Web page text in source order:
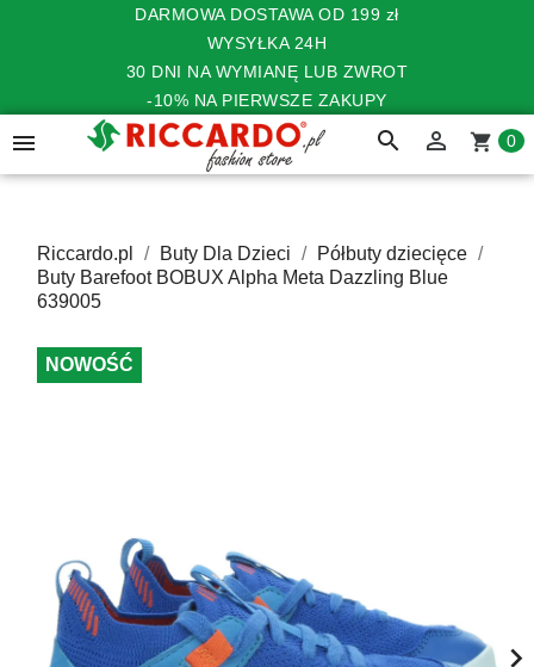
DARMOWA DOSTAWA OD 199 zł
WYSYŁKA 24H
30 DNI NA WYMIANĘ LUB ZWROT
-10% NA PIERWSZE ZAKUPY
 search  shopping_cart 0
Riccardo.pl Buty Dla Dzieci
Półbuty dziecięce
Buty Barefoot BOBUX Alpha Meta Dazzling Blue
639005
NOWOŚĆ
